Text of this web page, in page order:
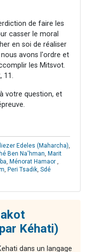
de faire les
casser le moral
en soi de réaliser
avons l'ordre et
les Mitsvot.
11.
votre question, et
Edeles (Maharcha),
Ben Na'hman, Marit
, Ménorat Hamaor ,
, Peri Tsadik, Sdé
Kéhati)
dans un langage